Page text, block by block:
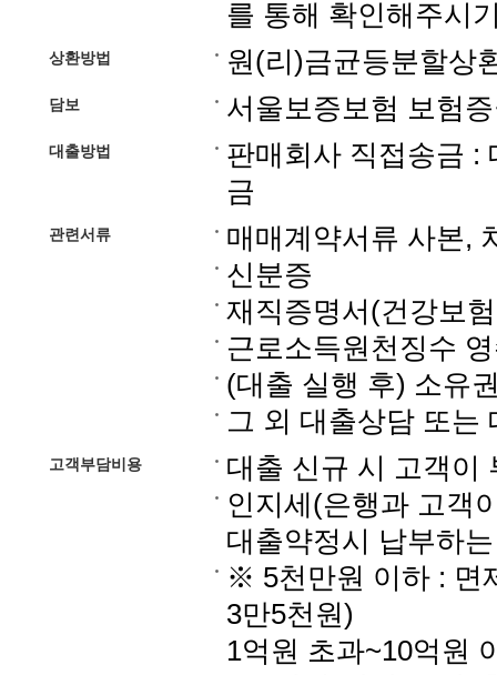
를 통해 확인해주시
상환방법 원(리)금균등분할상
담보 서울보증보험 보험
대출방법
판매회사 직접송금 :
금
관련서류
매매계약서류 사본,
신분증
재직증명서(건강보
근로소득원천징수
(대출 실행 후) 소유
그 외 대출상담 또는
고객부담비용
대출 신규 시 고객이
인지세(은행과 고객
대출약정시 납부하
※ 5천만원 이하 : 면
3만5천원)
1억원 초과~10억원